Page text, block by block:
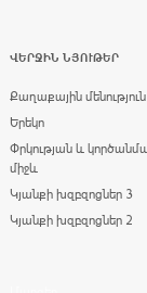
ՎԵՐՋԻՆ ՆՅՈՒԹԵՐ
Քաղաքային մենություն
Երեկո
Փրկության և
միջև
Կյանքի խզբզոցներ 3
Կյանքի խզբզոցներ 2